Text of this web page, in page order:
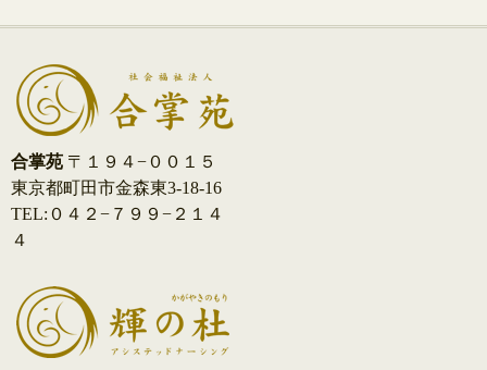
ナ
ビ
ゲ
ー
シ
ョ
合掌苑 〒１９４−００１５
東京都町田市金森東3-18-16
TEL:０４２−７９９−２１４
４